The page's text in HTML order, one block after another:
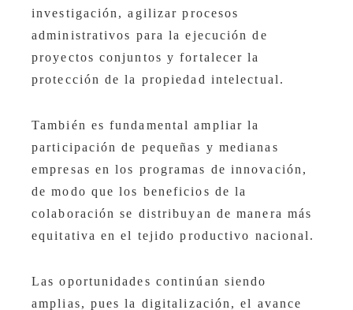
investigación, agilizar procesos
administrativos para la ejecución de
proyectos conjuntos y fortalecer la
protección de la propiedad intelectual.
También es fundamental ampliar la
participación de pequeñas y medianas
empresas en los programas de innovación,
de modo que los beneficios de la
colaboración se distribuyan de manera más
equitativa en el tejido productivo nacional.
Las oportunidades continúan siendo
amplias, pues la digitalización, el avance